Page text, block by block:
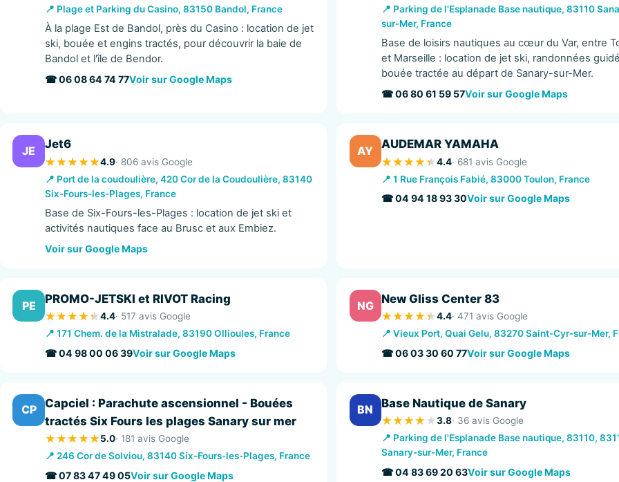
📍 Plage et Parking du Casino, 83150 Bandol, France
À la plage Est de Bandol, près du Casino : location de jet
ski, bouée et engins tractés, pour découvrir la baie de
Bandol et l'île de Bendor.
☎ 06 08 64 74 77Voir sur Google Maps
📍 Parking de l'Esplanade Base nautique, 83110
sur-Mer, France
Base de loisirs nautiques au cœur du Var, entre
et Marseille : location de jet ski, randonnées
bouée tractée au départ de Sanary-sur-Mer.
☎ 06 80 61 59 57Voir sur Google Maps
JE Jet6
4.9· 806 avis Google
📍 Port de la coudoulière, 420 Cor de la Coudoulière, 83140
Six-Fours-les-Plages, France
Base de Six-Fours-les-Plages : location de jet ski et
activités nautiques face au Brusc et aux Embiez.
Voir sur Google Maps
AY AUDEMAR YAMAHA
4.4· 681 avis Google
📍 1 Rue François Fabié, 83000 Toulon, France
☎ 04 94 18 93 30Voir sur Google Maps
PE PROMO-JETSKI et RIVOT Racing
4.4· 517 avis Google
📍 171 Chem. de la Mistralade, 83190 Ollioules, France
☎ 04 98 00 06 39Voir sur Google Maps
NG New Gliss Center 83
4.4· 471 avis Google
📍 Vieux Port, Quai Gelu, 83270 Saint-Cyr-sur-Mer,
☎ 06 03 30 60 77Voir sur Google Maps
CP
Capciel : Parachute ascensionnel - Bouées
tractés Six Fours les plages Sanary sur mer
5.0· 181 avis Google
📍 246 Cor de Solviou, 83140 Six-Fours-les-Plages, France
☎ 07 83 47 49 05Voir sur Google Maps
BN Base Nautique de Sanary
3.8· 36 avis Google
📍 Parking de l'Esplanade Base nautique, 83110,
Sanary-sur-Mer, France
☎ 04 83 69 20 63Voir sur Google Maps